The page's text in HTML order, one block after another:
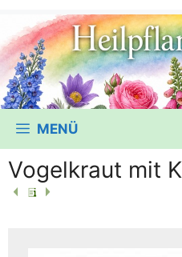
MENÜ
Vogelkraut mit